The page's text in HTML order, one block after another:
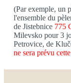
(Par exemple, un
l'ensemble du
de Jistebnice 775
Milevsko pour 3
Petrovice, de
ne sera prévu